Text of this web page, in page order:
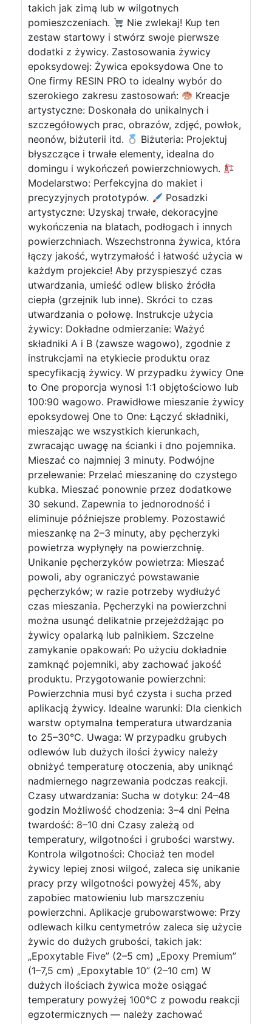
takich jak zimą lub w wilgotnych
pomieszczeniach.
Nie zwlekaj! Kup ten
zestaw startowy i stwórz swoje pierwsze
dodatki z żywicy. Zastosowania żywicy
epoksydowej: Żywica epoksydowa One to
One firmy RESIN PRO to idealny wybór do
szerokiego zakresu zastosowań:
Kreacje
artystyczne: Doskonała do unikalnych i
szczegółowych prac, obrazów, zdjęć, powłok,
neonów, biżuterii itd.
Biżuteria: Projektuj
błyszczące i trwałe elementy, idealna do
domingu i wykończeń powierzchniowych.
Modelarstwo: Perfekcyjna do makiet i
precyzyjnych prototypów.
Posadzki
artystyczne: Uzyskaj trwałe, dekoracyjne
wykończenia na blatach, podłogach i innych
powierzchniach. Wszechstronna żywica, która
łączy jakość, wytrzymałość i łatwość użycia w
każdym projekcie! Aby przyspieszyć czas
utwardzania, umieść odlew blisko źródła
ciepła (grzejnik lub inne). Skróci to czas
utwardzania o połowę. Instrukcje użycia
żywicy: Dokładne odmierzanie: Ważyć
składniki A i B (zawsze wagowo), zgodnie z
instrukcjami na etykiecie produktu oraz
specyfikacją żywicy. W przypadku żywicy One
to One proporcja wynosi 1:1 objętościowo lub
100:90 wagowo. Prawidłowe mieszanie żywicy
epoksydowej One to One: Łączyć składniki,
mieszając we wszystkich kierunkach,
zwracając uwagę na ścianki i dno pojemnika.
Mieszać co najmniej 3 minuty. Podwójne
przelewanie: Przelać mieszaninę do czystego
kubka. Mieszać ponownie przez dodatkowe
30 sekund. Zapewnia to jednorodność i
eliminuje późniejsze problemy. Pozostawić
mieszankę na 2–3 minuty, aby pęcherzyki
powietrza wypłynęły na powierzchnię.
Unikanie pęcherzyków powietrza: Mieszać
powoli, aby ograniczyć powstawanie
pęcherzyków; w razie potrzeby wydłużyć
czas mieszania. Pęcherzyki na powierzchni
można usunąć delikatnie przejeżdżając po
żywicy opalarką lub palnikiem. Szczelne
zamykanie opakowań: Po użyciu dokładnie
zamknąć pojemniki, aby zachować jakość
produktu. Przygotowanie powierzchni:
Powierzchnia musi być czysta i sucha przed
aplikacją żywicy. Idealne warunki: Dla cienkich
warstw optymalna temperatura utwardzania
to 25–30°C. Uwaga: W przypadku grubych
odlewów lub dużych ilości żywicy należy
obniżyć temperaturę otoczenia, aby uniknąć
nadmiernego nagrzewania podczas reakcji.
Czasy utwardzania: Sucha w dotyku: 24–48
godzin Możliwość chodzenia: 3–4 dni Pełna
twardość: 8–10 dni Czasy zależą od
temperatury, wilgotności i grubości warstwy.
Kontrola wilgotności: Chociaż ten model
żywicy lepiej znosi wilgoć, zaleca się unikanie
pracy przy wilgotności powyżej 45%, aby
zapobiec matowieniu lub marszczeniu
powierzchni. Aplikacje grubowarstwowe: Przy
odlewach kilku centymetrów zaleca się użycie
żywic do dużych grubości, takich jak:
„Epoxytable Five” (2–5 cm) „Epoxy Premium”
(1–7,5 cm) „Epoxytable 10” (2–10 cm) W
dużych ilościach żywica może osiągać
temperatury powyżej 100°C z powodu reakcji
egzotermicznych — należy zachować